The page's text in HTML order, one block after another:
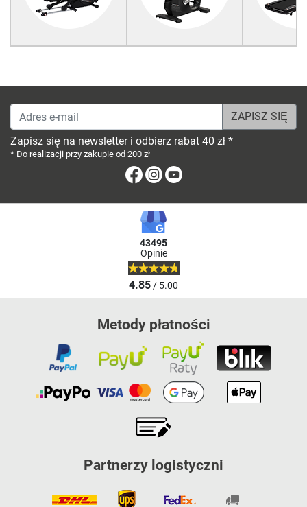
Adres e-mail
Zapisz się na newsletter i odbierz rabat 40 zł *
* Do realizacji przy zakupie od 200 zł
FacebookInstagram
43495
Opinie
4.85/ 5.00
Metody płatności
Partnerzy logistyczni